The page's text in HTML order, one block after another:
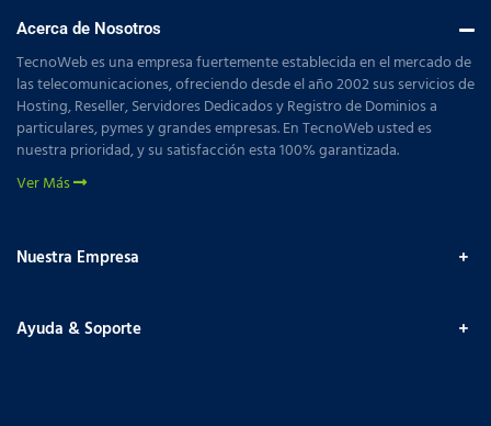
Acerca de Nosotros
TecnoWeb es una empresa fuertemente establecida en el mercado de
las telecomunicaciones, ofreciendo desde el año 2002 sus servicios de
Hosting, Reseller, Servidores Dedicados y Registro de Dominios a
particulares, pymes y grandes empresas. En TecnoWeb usted es
nuestra prioridad, y su satisfacción esta 100% garantizada.
Ver Más
Nuestra Empresa
Ayuda & Soporte